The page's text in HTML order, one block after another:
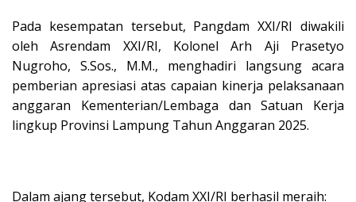
Pada kesempatan tersebut, Pangdam XXI/RI diwakili
oleh Asrendam XXI/RI, Kolonel Arh Aji Prasetyo
Nugroho, S.Sos., M.M., menghadiri langsung acara
pemberian apresiasi atas capaian kinerja pelaksanaan
anggaran Kementerian/Lembaga dan Satuan Kerja
lingkup Provinsi Lampung Tahun Anggaran 2025.
Dalam ajang tersebut, Kodam XXI/RI berhasil meraih: